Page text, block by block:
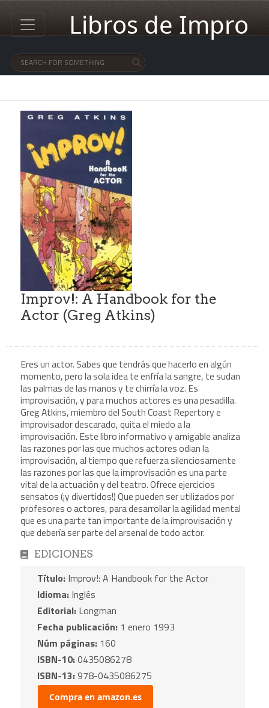
Libros de Impro
Improv!: A Handbook for the
Actor (Greg Atkins)
Eres un actor. Sabes que tendrás que hacerlo en algún
momento, pero la sola idea te enfría la sangre, te sudan
las palmas de las manos y te chirría la voz. Es
improvisación, y para muchos actores es una pesadilla.
Greg Atkins, miembro del South Coast Repertory e
improvisador descarado, quita el miedo a la
improvisación. Este libro informativo y amigable analiza
las razones por las que muchos actores odian la
improvisación, al tiempo que refuerza silenciosamente
las razones por las que la improvisación es una parte
vital de la actuación y del teatro. Ofrece ejercicios
sensatos (¡y divertidos!) Que pueden ser utilizados por
profesores o actores, para desarrollar la agilidad mental
que es una parte tan importante de la improvisación y
que debería ser parte del arsenal de todo actor.
EDICIONES
Título: Improv!: A Handbook for the Actor
Idioma: Inglés
Editorial: Longman
Fecha publicación: 1 enero 1993
Núm páginas: 160
ISBN-10:0435086278
ISBN-13:978-0435086275
Compra en amazon.es